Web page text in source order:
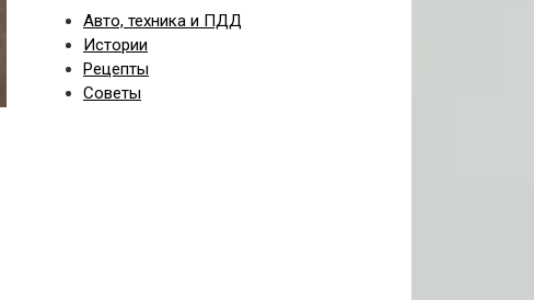
Авто, техника и ПДД
Истории
Рецепты
Советы